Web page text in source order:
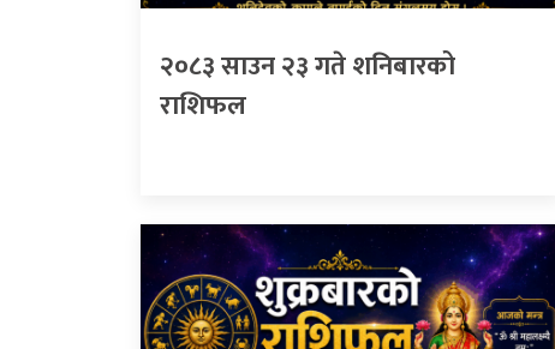
२०८३ साउन २३ गते शनिबारको
राशिफल